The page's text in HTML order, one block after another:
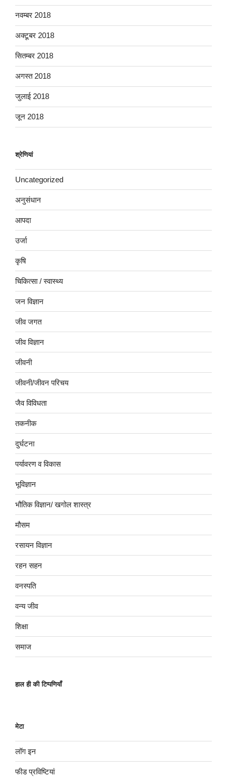
नवम्बर 2018
अक्टूबर 2018
सितम्बर 2018
अगस्त 2018
जुलाई 2018
जून 2018
श्रेणियां
Uncategorized
अनुसंधान
आपदा
उर्जा
कृषि
चिकित्सा / स्वास्थ्य
जन विज्ञान
जीव जगत
जीव विज्ञान
जीवनी
जीवनी/जीवन परिचय
जैव विविधता
तकनीक
दुर्घटना
पर्यावरण व विकास
भूविज्ञान
भौतिक विज्ञान/ खगोल शास्त्र
मौसम
रसायन विज्ञान
रहन सहन
वनस्पति
वन्य जीव
शिक्षा
समाज
हाल ही की टिप्पणियाँ
मेटा
लॉग इन
फीड प्रविष्टियां